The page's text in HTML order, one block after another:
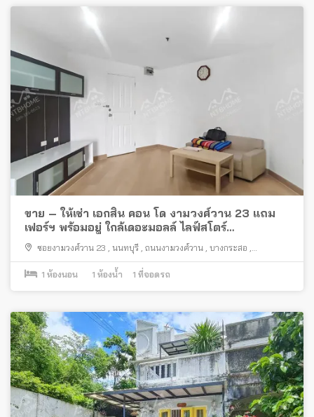
ขาย – ให้เช่า เอกสิน คอน โด งามวงศ์วาน 23 แถม
เฟอร์ฯ พร้อมอยู่ ใกล้เดอะมอลล์ ไลฟ์สโตร์
งามวงศ์วาน
ซอยงามวงศ์วาน 23 นนทบุรี ถนนงามวงศ์วาน บางกระสอ
เมืองนนทบุรี
1 ห้องนอน 1 ห้องน้ำ 1 ที่จอดรถ